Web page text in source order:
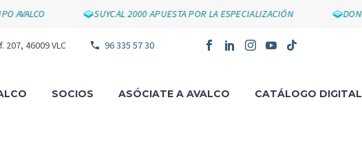
SUYCAL 2000 APUESTA POR LA ESPECIALIZACIÓN DONCEL
46009 VLC 96 335 57 30
SOCIOS ASÓCIATE A AVALCO CATÁLOGO DIGITAL